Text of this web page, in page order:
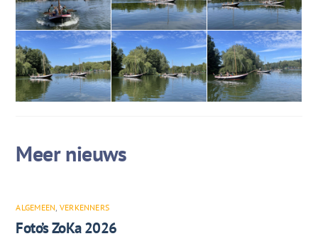
ALGEMEEN, VERKENNERS
Foto’s ZoKa 2026